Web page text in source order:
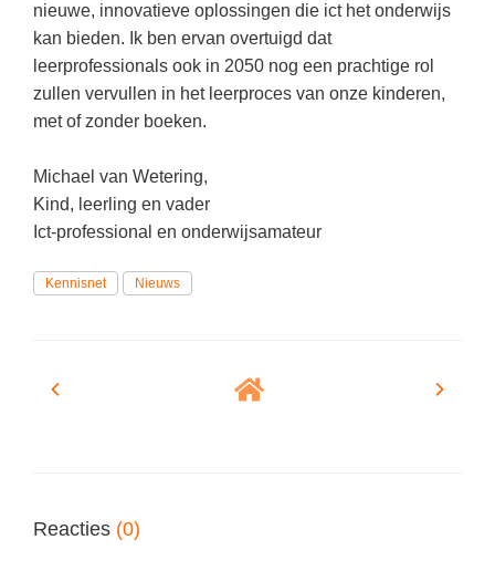
nieuwe, innovatieve oplossingen die ict het onderwijs
kan bieden. Ik ben ervan overtuigd dat
leerprofessionals ook in 2050 nog een prachtige rol
zullen vervullen in het leerproces van onze kinderen,
met of zonder boeken.
Michael van Wetering,
Kind, leerling en vader
Ict-professional en onderwijsamateur
Kennisnet Nieuws
Reacties (0)